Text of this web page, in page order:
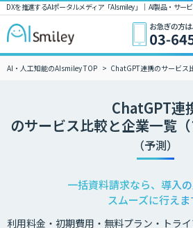
DXを推進するAIポータルメディア「AIsmiley」｜ AI製品・サー
AI・人工知能のAIsmiley TOP ChatGPT連携のサービス
ChatGPT連
のサービス比較と企業一覧（
（予測）
一括資料請求なら、導入
スムーズに行えま
利用料金・初期費用・無料プラン・トラ